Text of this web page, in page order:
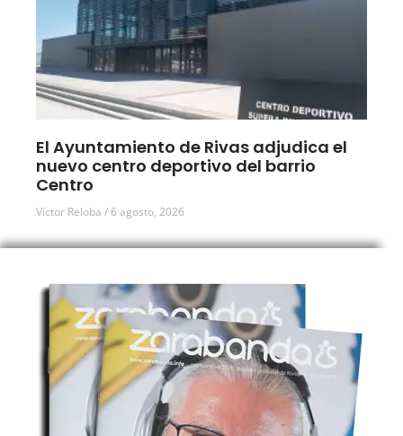
El Ayuntamiento de Rivas adjudica el
nuevo centro deportivo del barrio
Centro
Víctor Reloba 6 agosto, 2026